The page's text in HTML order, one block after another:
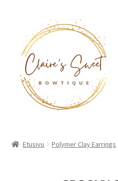
navigointiin
sisältöön
Etusivu Polymer Clay Earrings